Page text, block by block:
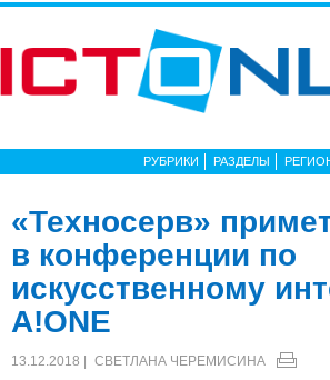
РУБРИКИ РАЗДЕЛЫ
«Техносерв»
в конференции по
искусственному
A!ONE
13.12.2018 | СВЕТЛАНА ЧЕРЕМИСИНА